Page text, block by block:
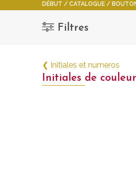
DÉBUT CATALOGUE
Filtres
❮ Initiales et numeros
Initiales de couleur